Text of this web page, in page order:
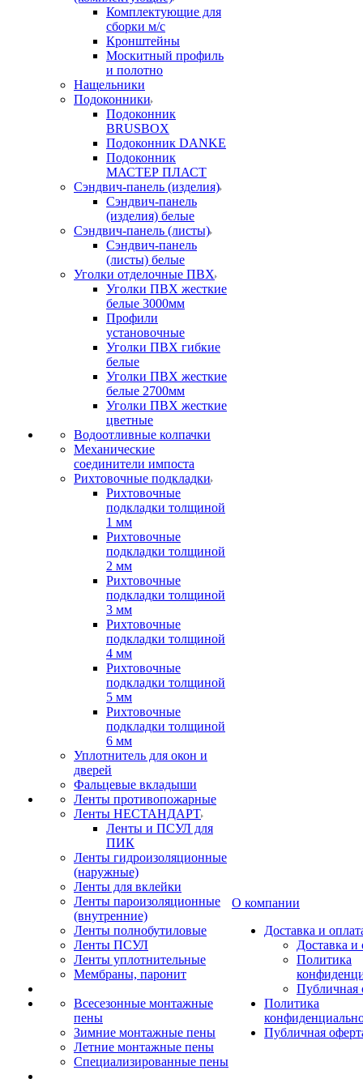
Комплектующие для
сборки м/с
Кронштейны
Москитный профиль
и полотно
Нащельники
Подоконники
Подоконник
BRUSBOX
Подоконник DANKE
Подоконник
МАСТЕР ПЛАСТ
Сэндвич-панель (изделия)
Сэндвич-панель
(изделия) белые
Сэндвич-панель (листы)
Сэндвич-панель
(листы) белые
Уголки отделочные ПВХ
Уголки ПВХ жесткие
белые 3000мм
Профили
установочные
Уголки ПВХ гибкие
белые
Уголки ПВХ жесткие
белые 2700мм
Уголки ПВХ жесткие
цветные
Водоотливные колпачки
Механические
соединители импоста
Рихтовочные подкладки
Рихтовочные
подкладки толщиной
1 мм
Рихтовочные
подкладки толщиной
2 мм
Рихтовочные
подкладки толщиной
3 мм
Рихтовочные
подкладки толщиной
4 мм
Рихтовочные
подкладки толщиной
5 мм
Рихтовочные
подкладки толщиной
6 мм
Уплотнитель для окон и
дверей
Фальцевые вкладыши
Ленты противопожарные
Ленты НЕСТАНДАРТ
Ленты и ПСУЛ для
ПИК
Ленты гидроизоляционные
(наружные)
Ленты для вклейки
Ленты пароизоляционные
(внутренние)
Ленты полнобутиловые
Ленты ПСУЛ
Ленты уплотнительные
Мембраны, паронит
Всесезонные монтажные
пены
Зимние монтажные пены
Летние монтажные пены
Специализированные пены
О компании
Доставка и
Доставка и
Политика
Публичная
Политика
Публичная